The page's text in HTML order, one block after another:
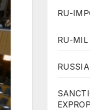
RU-
RU-MIL